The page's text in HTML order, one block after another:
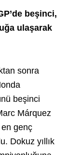
beşinci,
ulaşarak
sonra
beşinci
Márquez
genç
Dokuz yıllık